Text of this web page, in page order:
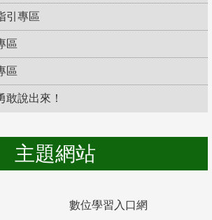
引專區
區
區
敢說出來！
主題網站
數位學習入口網